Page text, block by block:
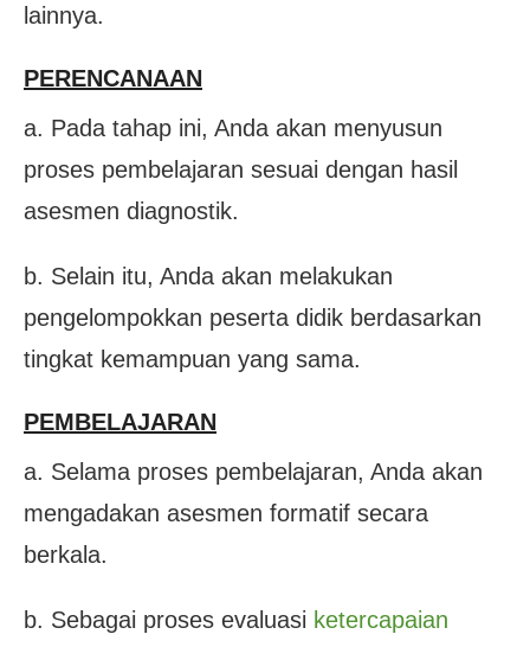
lainnya.
PERENCANAAN
a. Pada tahap ini, Anda akan menyusun
proses pembelajaran sesuai dengan hasil
asesmen diagnostik.
b. Selain itu, Anda akan melakukan
pengelompokkan peserta didik berdasarkan
tingkat kemampuan yang sama.
PEMBELAJARAN
a. Selama proses pembelajaran, Anda akan
mengadakan asesmen formatif secara
berkala.
b. Sebagai proses evaluasi ketercapaian